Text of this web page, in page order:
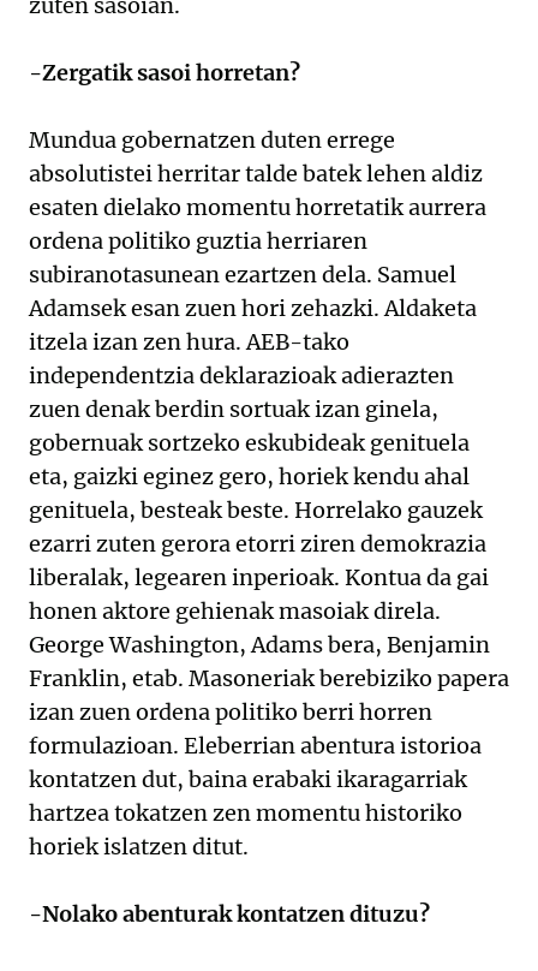
zuten sasoian.
-Zergatik sasoi horretan?
Mundua gobernatzen duten errege
absolutistei herritar talde batek lehen aldiz
esaten dielako momentu horretatik aurrera
ordena politiko guztia herriaren
subiranotasunean ezartzen dela. Samuel
Adamsek esan zuen hori zehazki. Aldaketa
itzela izan zen hura. AEB-tako
independentzia deklarazioak adierazten
zuen denak berdin sortuak izan ginela,
gobernuak sortzeko eskubideak genituela
eta, gaizki eginez gero, horiek kendu ahal
genituela, besteak beste. Horrelako gauzek
ezarri zuten gerora etorri ziren demokrazia
liberalak, legearen inperioak. Kontua da gai
honen aktore gehienak masoiak direla.
George Washington, Adams bera, Benjamin
Franklin, etab. Masoneriak berebiziko papera
izan zuen ordena politiko berri horren
formulazioan. Eleberrian abentura istorioa
kontatzen dut, baina erabaki ikaragarriak
hartzea tokatzen zen momentu historiko
horiek islatzen ditut.
-Nolako abenturak kontatzen dituzu?